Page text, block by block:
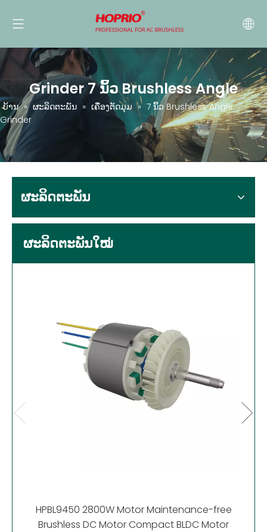
Grinder 7 ນິ້ວ Brushless Angle
ບ້ານ » ຜະລິດຕະພັນ » ເຄື່ອງຕັດມຸມ » 7 ນິ້ວ Brushless Angle
Grinder
ຜະລິດຕະພັນ
ຜະລິດຕະພັນໃໝ່
HPBL9450 2800W Motor Maintenance-free
Brushless DC Motor Compact BLDC Motor